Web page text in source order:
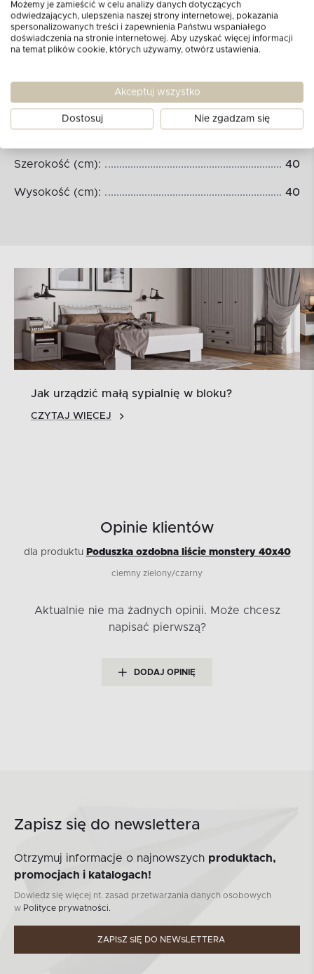
Wymiary produktu:
Szerokość (cm): 40
Wysokość (cm): 40
Jak urządzić małą sypialnię w bloku?
CZYTAJ WIĘCEJ
Opinie klientów
dla produktu Poduszka ozdobna liście monstery 40x40
ciemny zielony/czarny
Aktualnie nie ma żadnych opinii. Może chcesz
napisać pierwszą?
DODAJ OPINIĘ
Zapisz się do newslettera
Otrzymuj informacje o najnowszych produktach,
promocjach i katalogach!
Dowiedz się więcej nt. zasad przetwarzania danych osobowych
w Polityce prywatności.
ZAPISZ SIĘ DO NEWSLETTERA
Możemy je zamieścić w celu analizy danych dotyczących
odwiedzających, ulepszenia naszej strony internetowej, pokazania
spersonalizowanych treści i zapewnienia Państwu wspaniałego
doświadczenia na stronie internetowej. Aby uzyskać więcej informacji
na temat plików cookie, których używamy, otwórz ustawienia.
Akceptuj wszystko
Dostosuj Nie zgadzam się